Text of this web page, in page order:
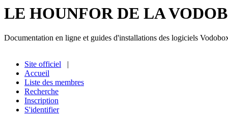
LE HOUNFOR DE LA
Documentation en ligne et guides d'installations des logiciels
Site officiel |
Accueil
Liste des membres
Recherche
Inscription
S'identifier